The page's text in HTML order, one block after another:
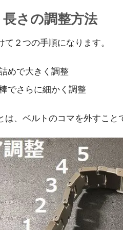
さの調整方法
て２つの手順になります。
めで大きく調整
でさらに細かく調整
は、ベルトのコマを外すこと